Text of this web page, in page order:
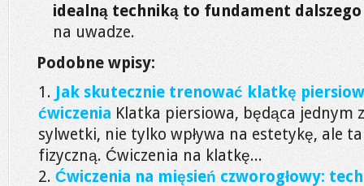
idealną techniką to fundament
na uwadze.
Podobne wpisy:
Jak skutecznie trenować klatkę
ćwiczenia Klatka piersiowa, będąca jednym
sylwetki, nie tylko wpływa na estetykę, ale
fizyczną. Ćwiczenia na klatkę...
Ćwiczenia na mięsień czworogłowy: